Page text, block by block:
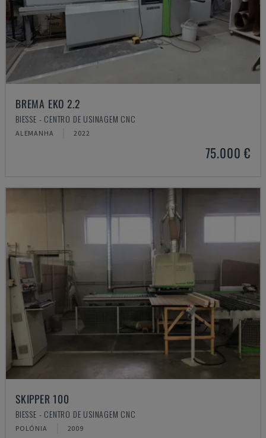
BREMA EKO 2.2
BIESSE - CENTRO DE USINAGEM CNC
ALEMANHA 2022
75.000 €
SKIPPER 100
BIESSE - CENTRO DE USINAGEM CNC
POLÓNIA 2009